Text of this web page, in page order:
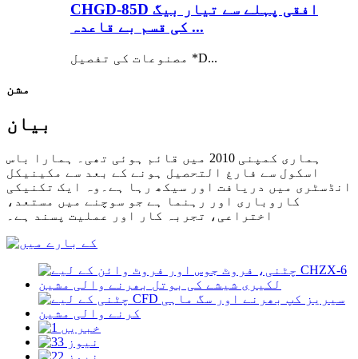
CHGD-85D افقی پہلے سے تیار بیگ
کی قسم بے قاعدہ ...
مصنوعات کی تفصیل *D...
مشن
بیان
ہماری کمپنی 2010 میں قائم ہوئی تھی۔ ہمارا باس
اسکول سے فارغ التحصیل ہونے کے بعد سے مکینیکل
انڈسٹری میں دریافت اور سیکھ رہا ہے۔وہ ایک تکنیکی
کاروباری اور رہنما ہے جو سوچنے میں مستعد،
اختراعی، تجربہ کار اور عملیت پسند ہے۔